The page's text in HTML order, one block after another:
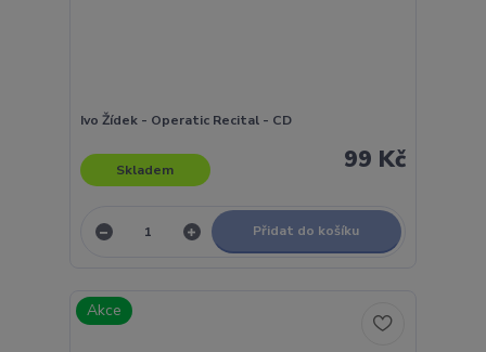
Ivo Žídek - Operatic Recital - CD
99 Kč
Skladem
Přidat do košíku
Akce